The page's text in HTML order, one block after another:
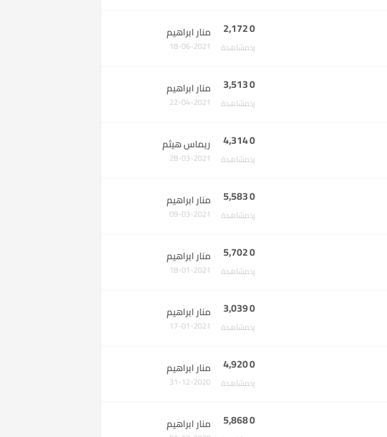
0
رد
2,172
مشاهدة
منار ابراهيم
18-06-2021
0
رد
3,513
مشاهدة
منار ابراهيم
22-04-2021
0
رد
4,314
مشاهدة
ريماس هيثم
28-03-2021
0
رد
5,583
مشاهدة
منار ابراهيم
09-03-2021
0
رد
5,702
مشاهدة
منار ابراهيم
18-01-2021
0
رد
3,039
مشاهدة
منار ابراهيم
17-01-2021
0
رد
4,920
مشاهدة
منار ابراهيم
31-12-2020
0
5,868 منار ابراهيم